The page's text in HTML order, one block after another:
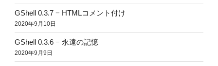
GShell 0.3.7 − HTMLコメント付け
2020年9月10日
GShell 0.3.6 − 永遠の記憶
2020年9月9日